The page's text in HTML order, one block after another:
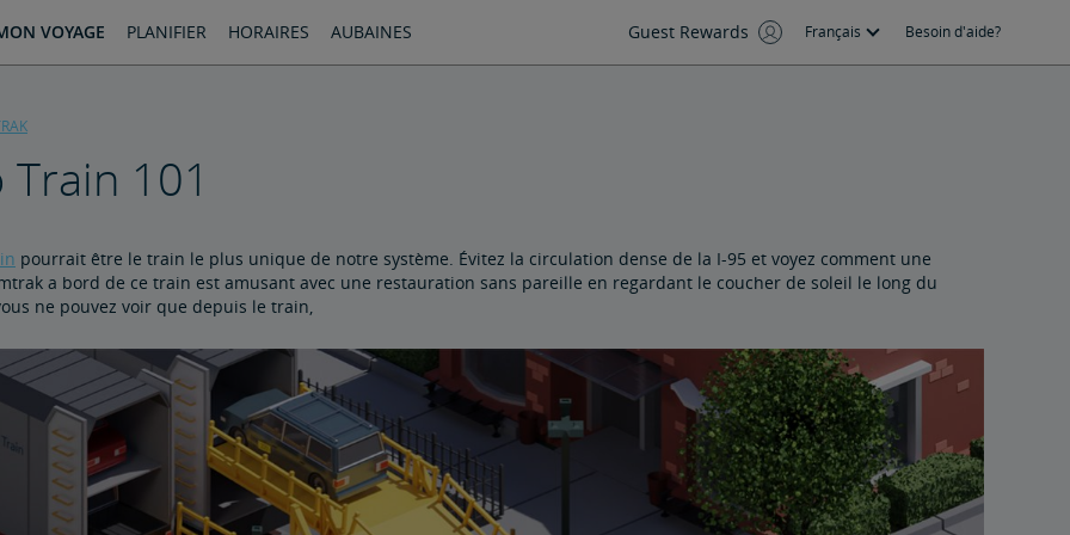
VOYAGE PLANIFIER HORAIRES AUBAINES Guest Rewards Français Besoin d'aide?
101
pourrait être le train le plus unique de notre système. Évitez la circulation dense de la I-95 et voyez comment une
a bord de ce train est amusant avec une restauration sans pareille en regardant le coucher de soleil le long du
ne pouvez voir que depuis le train,